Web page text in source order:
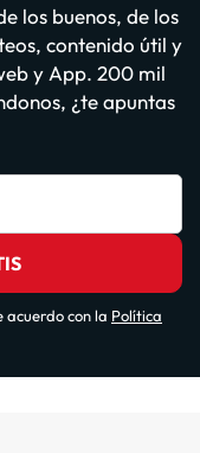
los buenos, de los
contenido útil y
y App. 200 mil
¿te apuntas
acuerdo con la Política